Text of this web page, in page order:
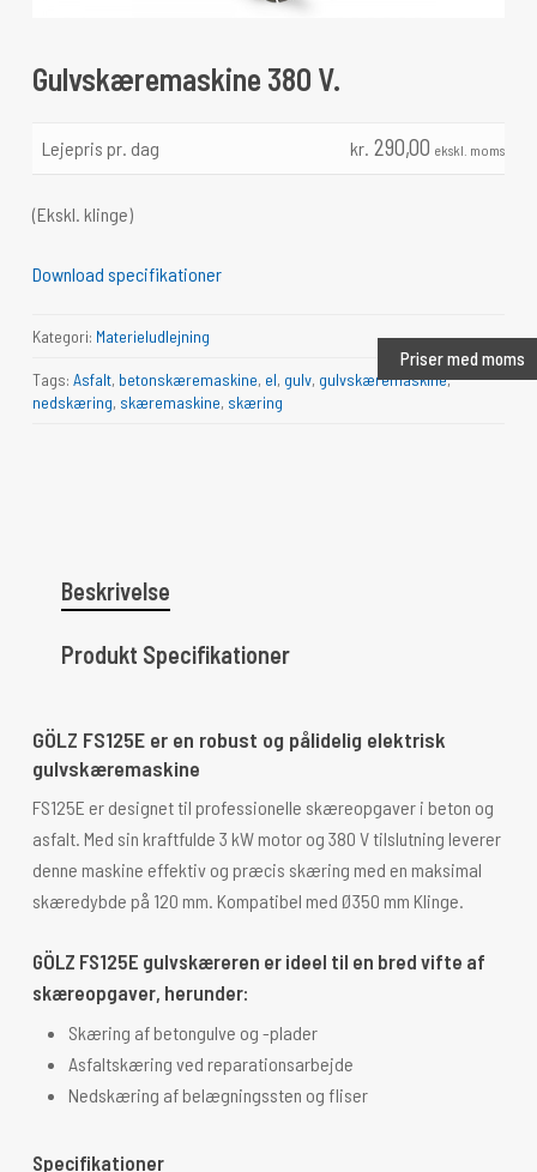
Priser med moms
Gulvskæremaskine 380 V.
Lejepris pr. dag kr. 290,00 ekskl. moms
(Ekskl. klinge)
Download specifikationer
Kategori: Materieludlejning
Tags: Asfalt, betonskæremaskine, el, gulv, gulvskæremaskine,
nedskæring, skæremaskine, skæring
Beskrivelse
Produkt Specifikationer
GÖLZ FS125E er en robust og pålidelig elektrisk
gulvskæremaskine
FS125E er designet til professionelle skæreopgaver i beton og
asfalt. Med sin kraftfulde 3 kW motor og 380 V tilslutning leverer
denne maskine effektiv og præcis skæring med en maksimal
skæredybde på 120 mm. Kompatibel med Ø350 mm Klinge.
GÖLZ FS125E gulvskæreren er ideel til en bred vifte af
skæreopgaver, herunder:
Skæring af betongulve og -plader
Asfaltskæring ved reparationsarbejde
Nedskæring af belægningssten og fliser
Specifikationer